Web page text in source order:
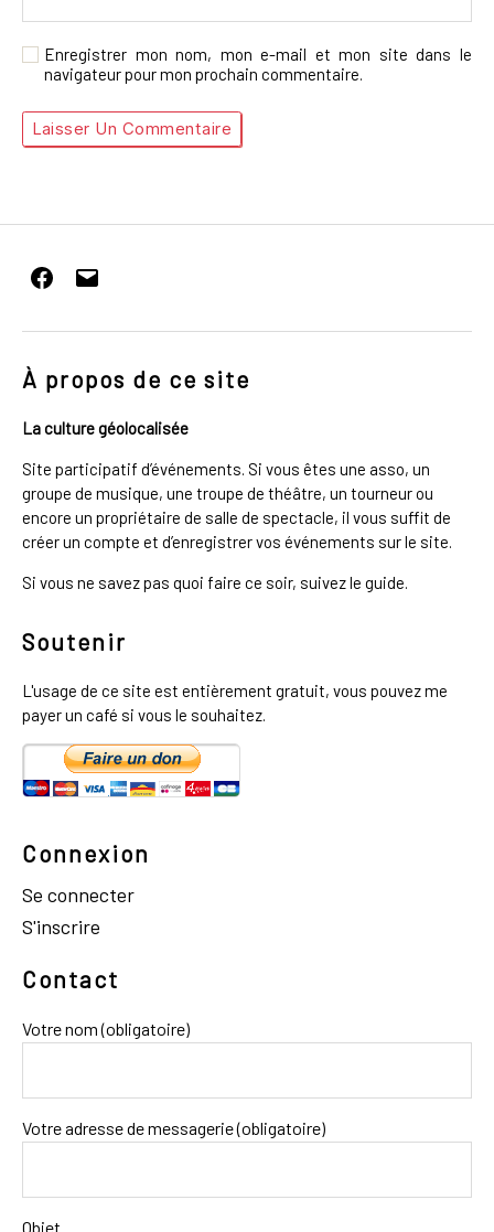
Enregistrer mon nom, mon e-mail et mon site dans le
navigateur pour mon prochain commentaire.
Facebook
E-
mail
À propos de ce site
La culture géolocalisée
Site participatif d’événements. Si vous êtes une asso, un
groupe de musique, une troupe de théâtre, un tourneur ou
encore un propriétaire de salle de spectacle, il vous suffit de
créer un compte et d’enregistrer vos événements sur le site.
Si vous ne savez pas quoi faire ce soir, suivez le guide.
Soutenir
L'usage de ce site est entièrement gratuit, vous pouvez me
payer un café si vous le souhaitez.
Connexion
Se connecter
S'inscrire
Contact
Votre nom (obligatoire)
Votre adresse de messagerie (obligatoire)
Objet